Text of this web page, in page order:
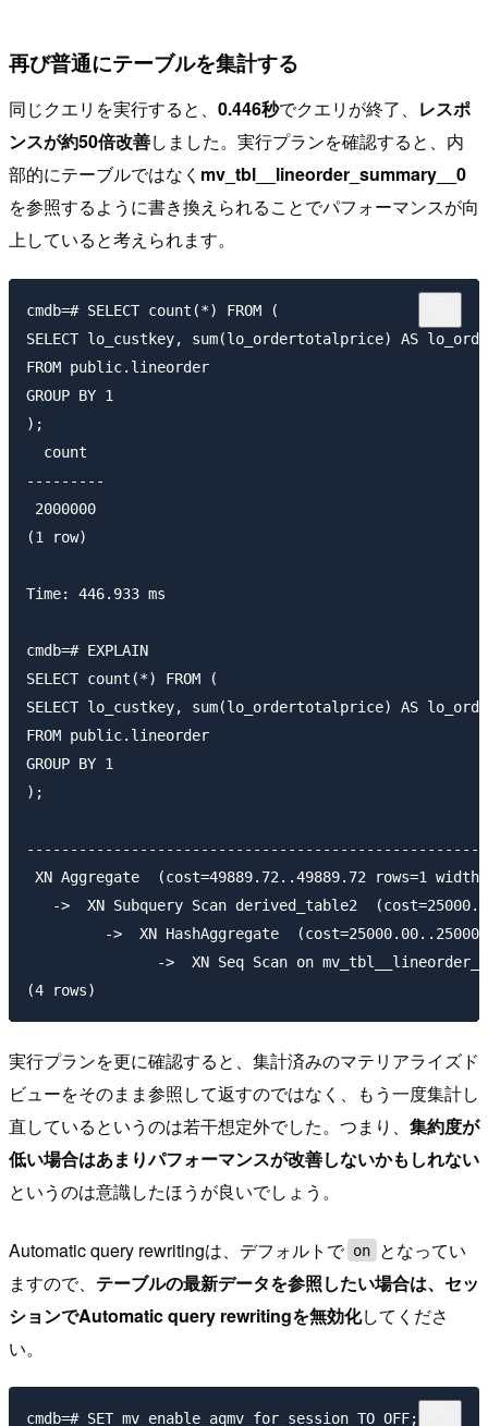
再び普通にテーブルを集計する
同じクエリを実行すると、 0.446秒でクエリが終了、 レスポ
ンスが約50倍改善しました。実行プランを確認すると、内
部的にテーブルではなく mv_tbl__lineorder_summary__0
を参照するように書き換えられることでパフォーマンスが向
上していると考えられます。
cmdb=# SELECT count(*) FROM (
SELECT lo_custkey, sum(lo_ordertotalprice) AS
FROM public.lineorder
GROUP BY 1
);
  count
---------
2000000
(1 row)
Time: 446.933 ms
cmdb=# EXPLAIN
SELECT count(*) FROM (
SELECT lo_custkey, sum(lo_ordertotalprice) AS
FROM public.lineorder
GROUP BY 1
);
XN Aggregate  (cost=49889.72..49889.72 rows=1
->  XN Subquery Scan derived_table2
->  XN HashAggregate
->  XN Seq Scan on
実行プランを更に確認すると、集計済みのマテリアライズド
ビューをそのまま参照して返すのではなく、もう一度集計し
直しているというのは若干想定外でした。つまり、 集約度が
低い場合はあまりパフォーマンスが改善しないかもしれない
というのは意識したほうが良いでしょう。
Automatic query rewritingは、デフォルトで on
となってい
ますので、 テーブルの最新データを参照したい場合は、セッ
ションでAutomatic query rewritingを無効化してくださ
い。
cmdb=# SET mv_enable_aqmv_for_session TO OFF;